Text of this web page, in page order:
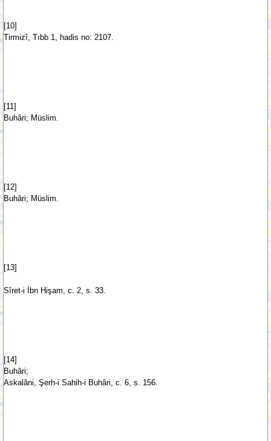
[10]
Tirmizî, Tıbb 1, hadis no: 2107.
[11]
Buhâri; Müslim.
[12]
Buhâri; Müslim.
[13]
Sîret-i İbn Hişam, c. 2, s. 33.
[14]
Buhâri;
Askalâni, Şerh-i Sahih-i Buhâri, c. 6, s. 156.